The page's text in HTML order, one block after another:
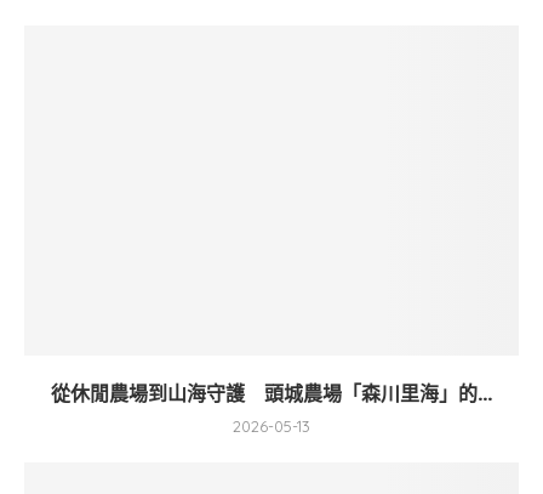
從休閒農場到山海守護 頭城農場「森川里海」的...
2026-05-13